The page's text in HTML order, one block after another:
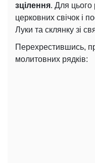
зцілення. Для цього
церковних свічок і
Луки та склянку зі
Перехрестившись,
молитовних рядків: